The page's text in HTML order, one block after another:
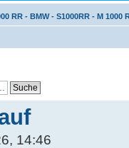
RR - BMW - S1000RR - M 1000
14:46